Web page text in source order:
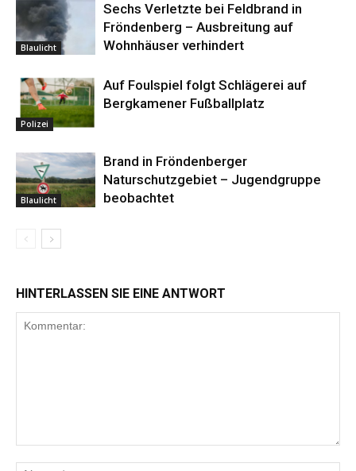
Blaulicht
Sechs Verletzte bei Feldbrand in
Fröndenberg – Ausbreitung auf
Wohnhäuser verhindert
Polizei
Auf Foulspiel folgt Schlägerei auf
Bergkamener Fußballplatz
Blaulicht
Brand in Fröndenberger
Naturschutzgebiet – Jugendgruppe
beobachtet
HINTERLASSEN SIE EINE ANTWORT